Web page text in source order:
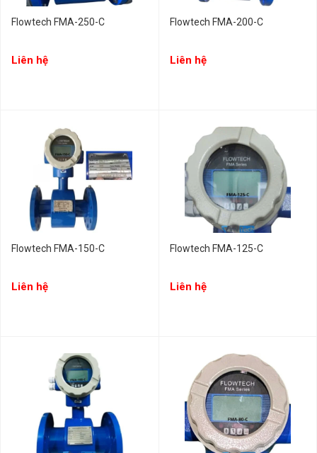
Flowtech FMA-250-C
Liên hệ
Flowtech FMA-200-C
Liên hệ
Flowtech FMA-150-C
Liên hệ
Flowtech FMA-125-C
Liên hệ